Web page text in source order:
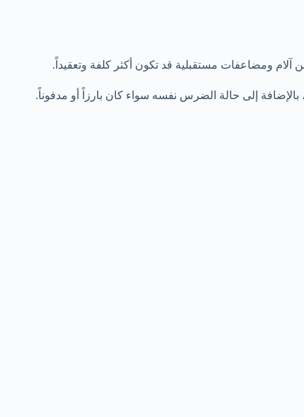
ومضاعفات مستقبلية قد تكون أكثر كلفة وتعقيداً.
بالإضافة إلى حالة الضرس نفسه سواء كان بارزاً أو مدفوناً.